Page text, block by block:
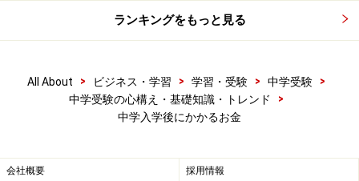
ランキングをもっと見る
All About > ビジネス・学習 > 学習・受験 > 中学受験
>
中学受験の心構え・基礎知識・トレンド
>
中学入学後にかかるお金
会社概要 採用情報